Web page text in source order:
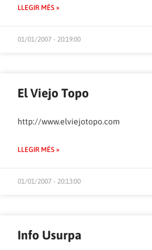
LLEGIR MÉS »
01/01/2007 - 20:19:00
El Viejo Topo
http://www.elviejotopo.com
LLEGIR MÉS »
01/01/2007 - 20:13:00
Info Usurpa